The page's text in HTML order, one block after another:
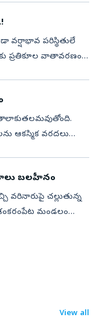
వర్షాభావ పరిస్థితులే
ప్రతికూల వాతావరణం
ఆకస్మిక వరదలు
బలహీనం
వరినారుపై చల్లుతున్న
మండలం
View all